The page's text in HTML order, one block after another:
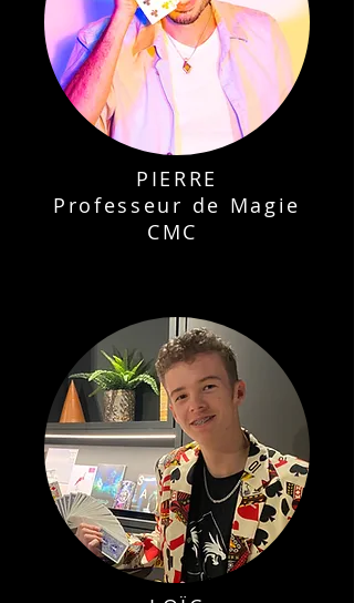
PIERRE
Professeur de Magie
CMC